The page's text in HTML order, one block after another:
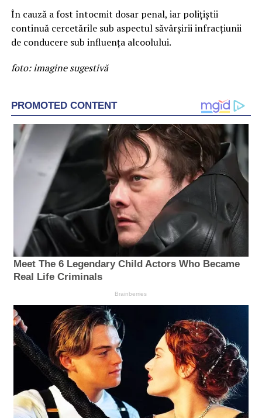
În cauză a fost întocmit dosar penal, iar polițiștii
continuă cercetările sub aspectul săvârșirii infracțiunii
de conducere sub influența alcoolului.
foto: imagine sugestivă